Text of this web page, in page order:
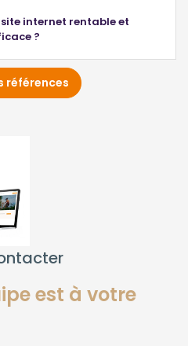
internet rentable et
?
références
est à votre